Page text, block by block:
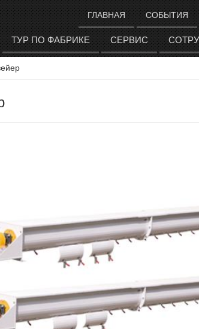
ГЛАВНАЯ СОБЫТИЯ
ТУР ПО ФАБРИКЕ СЕРВИС